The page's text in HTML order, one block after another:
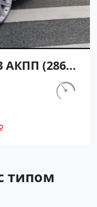
АКПП (286
на
2000 годакм.
типом